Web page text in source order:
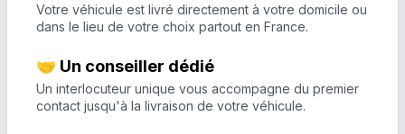
Votre véhicule est livré directement à votre domicile ou
dans le lieu de votre choix partout en France.
🤝 Un conseiller dédié
Un interlocuteur unique vous accompagne du premier
contact jusqu'à la livraison de votre véhicule.